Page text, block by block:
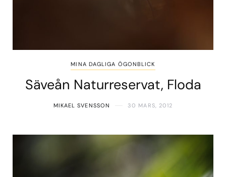
MINA DAGLIGA ÖGONBLICK
Säveån Naturreservat, Floda
MIKAEL SVENSSON 30 MARS, 2012